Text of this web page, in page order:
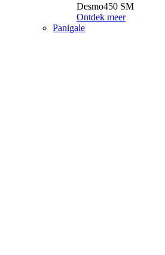
Desmo450 SM
Ontdek meer
Panigale